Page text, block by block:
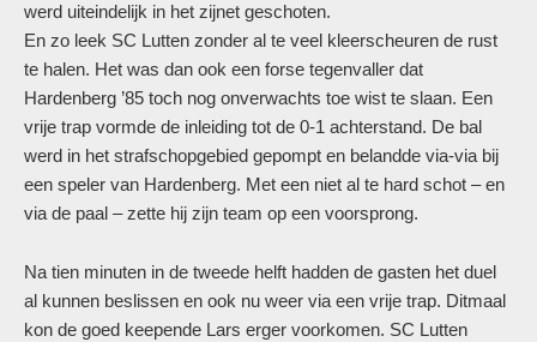
werd uiteindelijk in het zijnet geschoten.
En zo leek SC Lutten zonder al te veel kleerscheuren de rust
te halen. Het was dan ook een forse tegenvaller dat
Hardenberg ’85 toch nog onverwachts toe wist te slaan. Een
vrije trap vormde de inleiding tot de 0-1 achterstand. De bal
werd in het strafschopgebied gepompt en belandde via-via bij
een speler van Hardenberg. Met een niet al te hard schot – en
via de paal – zette hij zijn team op een voorsprong.
Na tien minuten in de tweede helft hadden de gasten het duel
al kunnen beslissen en ook nu weer via een vrije trap. Ditmaal
kon de goed keepende Lars erger voorkomen. SC Lutten